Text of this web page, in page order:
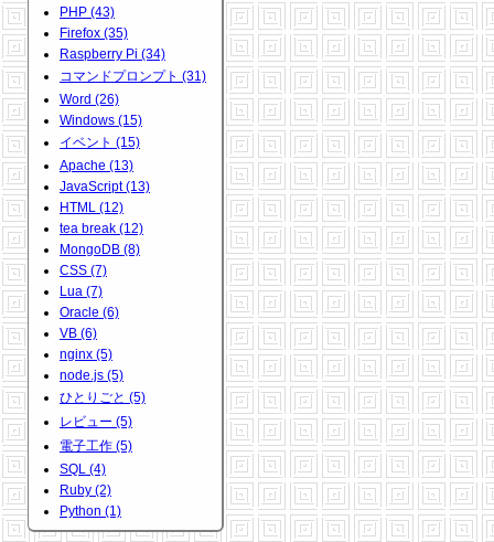
PHP (43)
Firefox (35)
Raspberry Pi (34)
コマンドプロンプト (31)
Word (26)
Windows (15)
イベント (15)
Apache (13)
JavaScript (13)
HTML (12)
tea break (12)
MongoDB (8)
CSS (7)
Lua (7)
Oracle (6)
VB (6)
nginx (5)
node.js (5)
ひとりごと (5)
レビュー (5)
電子工作 (5)
SQL (4)
Ruby (2)
Python (1)